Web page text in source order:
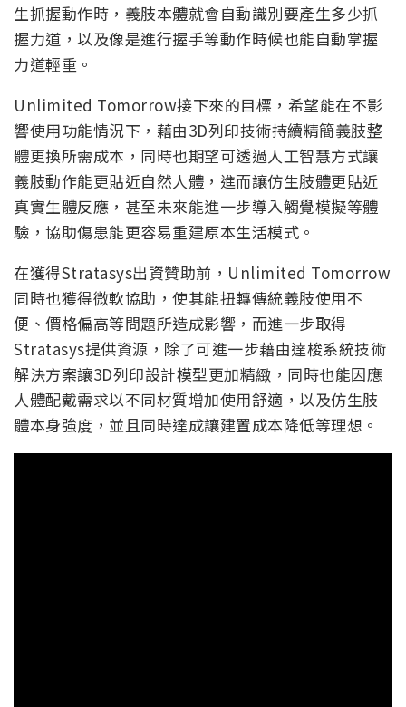
生抓握動作時，義肢本體就會自動識別要產生多少抓
握力道，以及像是進行握手等動作時候也能自動掌握
力道輕重。
Unlimited Tomorrow接下來的目標，希望能在不影
響使用功能情況下，藉由3D列印技術持續精簡義肢整
體更換所需成本，同時也期望可透過人工智慧方式讓
義肢動作能更貼近自然人體，進而讓仿生肢體更貼近
真實生體反應，甚至未來能進一步導入觸覺模擬等體
驗，協助傷患能更容易重建原本生活模式。
在獲得Stratasys出資贊助前，Unlimited Tomorrow
同時也獲得微軟協助，使其能扭轉傳統義肢使用不
便、價格偏高等問題所造成影響，而進一步取得
Stratasys提供資源，除了可進一步藉由達梭系統技術
解決方案讓3D列印設計模型更加精緻，同時也能因應
人體配戴需求以不同材質增加使用舒適，以及仿生肢
體本身強度，並且同時達成讓建置成本降低等理想。